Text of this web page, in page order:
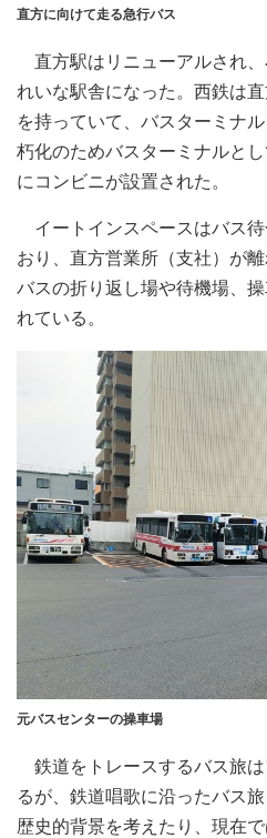
直方に向けて走る急行バス
直方駅はリニューアルされ
れいな駅舎になった。西鉄は
を持っていて、バスターミナ
朽化のためバスターミナルと
にコンビニが設置された。
イートインスペースはバス
おり、直方営業所（支社）が
バスの折り返し場や待機場、
れている。
元バスセンターの操車場
鉄道をトレースするバス旅
るが、鉄道唱歌に沿ったバス
歴史的背景を考えたり、現在